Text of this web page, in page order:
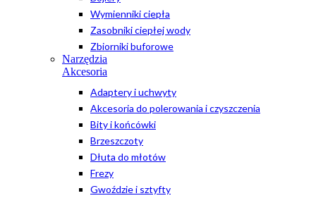
Wymienniki ciepła
Zasobniki ciepłej wody
Zbiorniki buforowe
Narzędzia
Akcesoria
Adaptery i uchwyty
Akcesoria do polerowania i czyszczenia
Bity i końcówki
Brzeszczoty
Dłuta do młotów
Frezy
Gwoździe i sztyfty